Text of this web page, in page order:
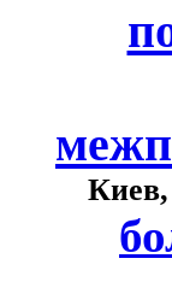
Киев,